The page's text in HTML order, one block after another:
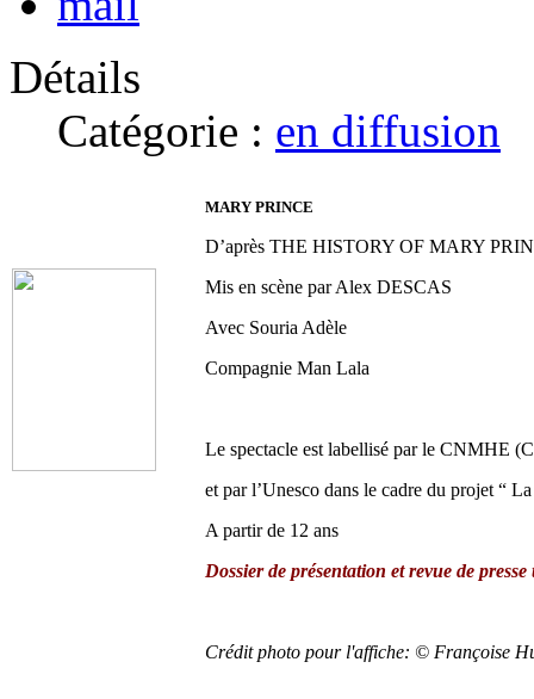
Détails
Catégorie : en diffusion
MARY PRINCE
D’après THE HISTORY OF MARY
Mis en scène par Alex DESCAS
Avec Souria Adèle
Compagnie Man Lala
Le spectacle est labellisé par le CNMHE
et par l’Unesco dans le cadre du projet “
A partir de 12 ans
Dossier de présentation et revue de
Crédit photo pour l'affiche: © Françoise